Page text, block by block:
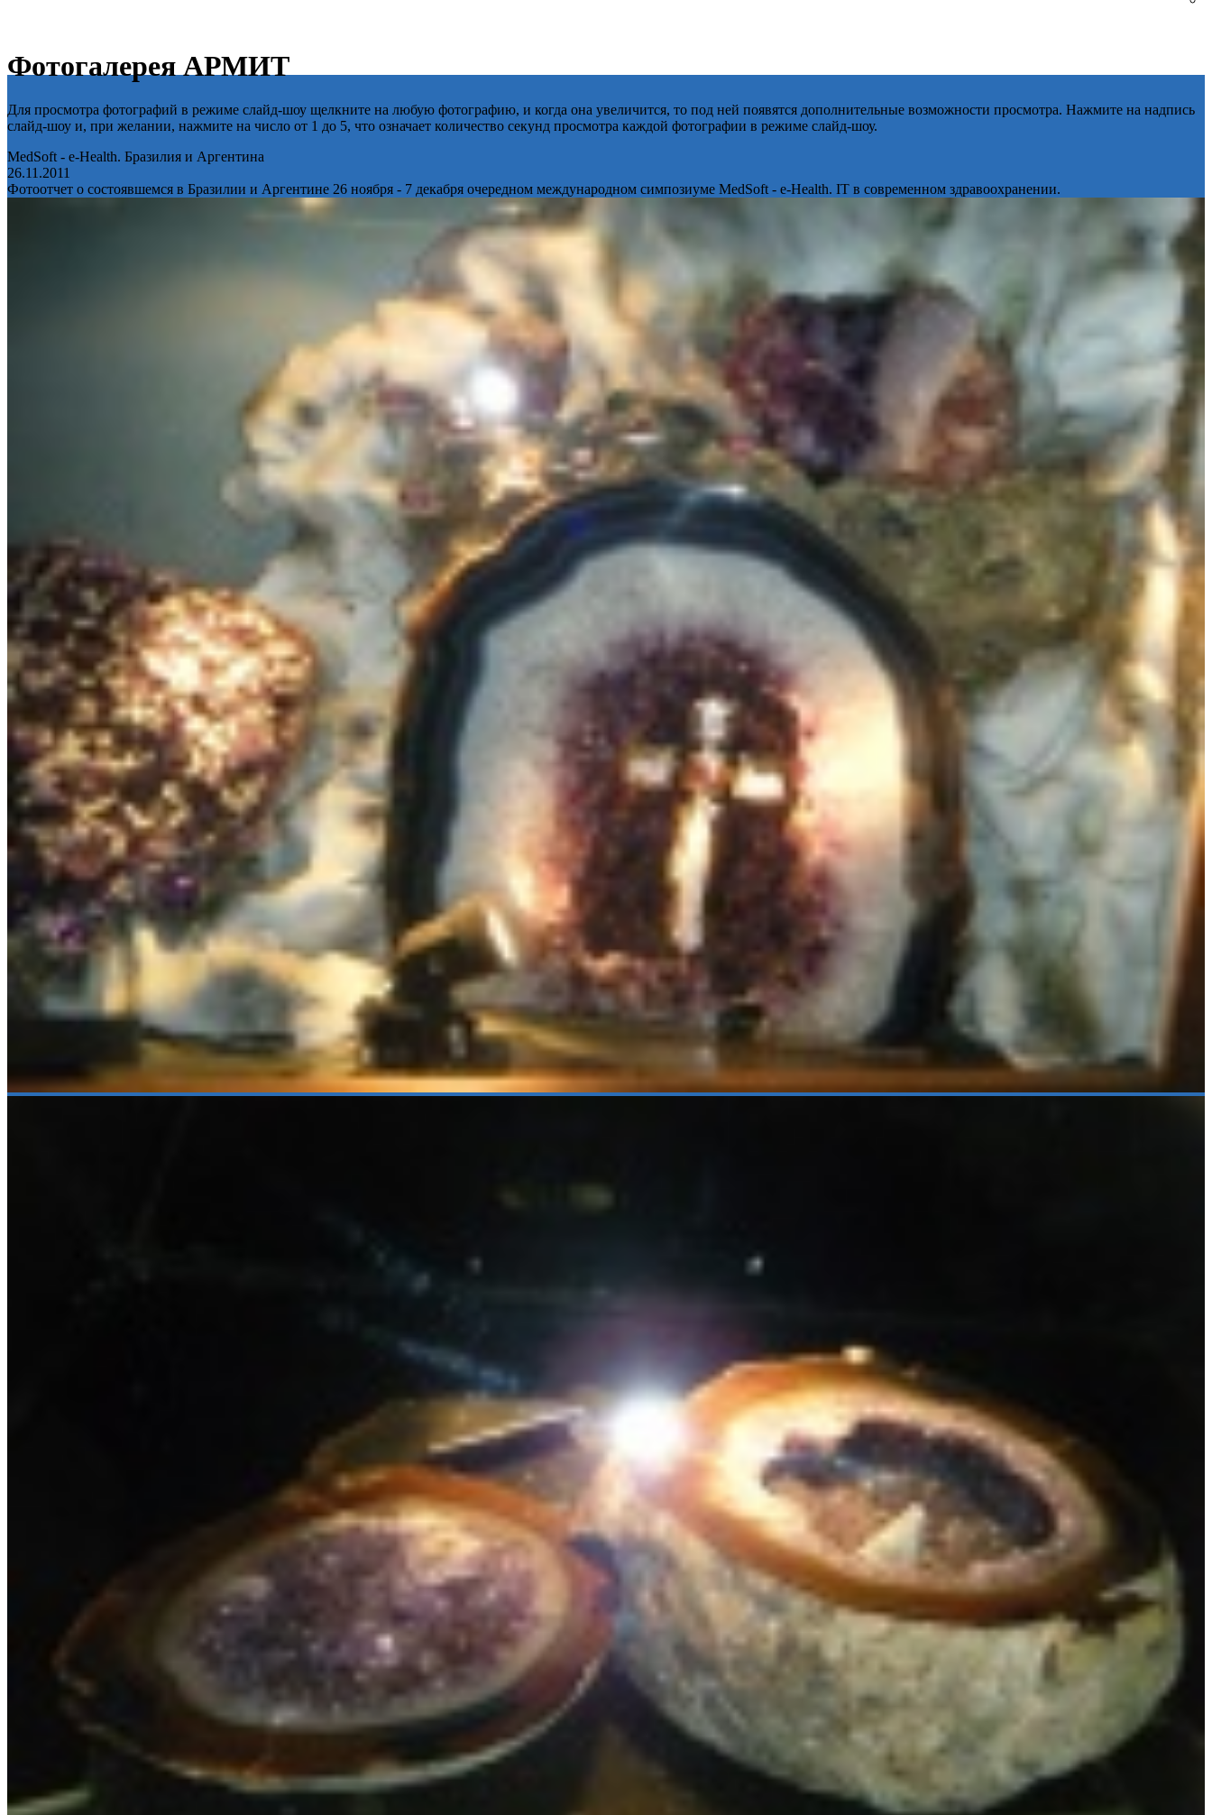
Фотогалерея АРМИТ
Для просмотра фотографий в режиме слайд-шоу щелкните на любую фотографию, и когда она увеличится, то под ней появятся дополнительные возможности просмотра. Нажмите на надпись
слайд-шоу и, при желании, нажмите на число от 1 до 5, что означает количество секунд просмотра каждой фотографии в режиме слайд-шоу.
MedSoft - e-Health. Бразилия и Аргентина
26.11.2011
Фотоотчет о состоявшемся в Бразилии и Аргентине 26 ноября - 7 декабря очередном международном симпозиуме MedSoft - e-Health. IT в современном здравоохранении.